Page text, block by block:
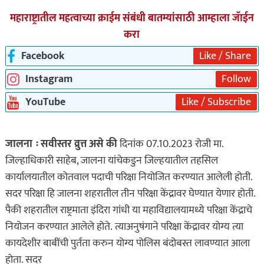
महाराष्ट्रातील महत्वाच्या क्राईम संबंधी बातम्यांसाठी आम्हाला जॅाईन
करा
Facebook
Like / Share
Instagram
Follow
YouTube
Like / Subscribe
जालना ः सवीस्तर व्रुत्त असे कीदिनांक 07.10.2023 रोजी मा.
जिल्हाधिकारी साहेब, जालना यांचेकडुन जिल्हयातील तहसिल
कार्यालयातील कोतवाल पदाची परिक्षा नियोजित करण्यात आलेली होती.
सदर परिक्षा हि जालना शहरातील तीन परिक्षा केंद्रावर घेण्यात येणार होती.
पैकी शहरातील राष्ट्रमाता इंदिरा गांधी या महाविद्यालयामध्ये परिक्षा केंद्राचे
नियोजन करण्यात आलेले होते. त्याअनुषंगाने परिक्षा केंद्रावर योग्य त्या
कायदेशीर बाबींची पुर्तता करुन योग्य पोलिस बंदोबस्त लावण्यात आला
होता. सदर